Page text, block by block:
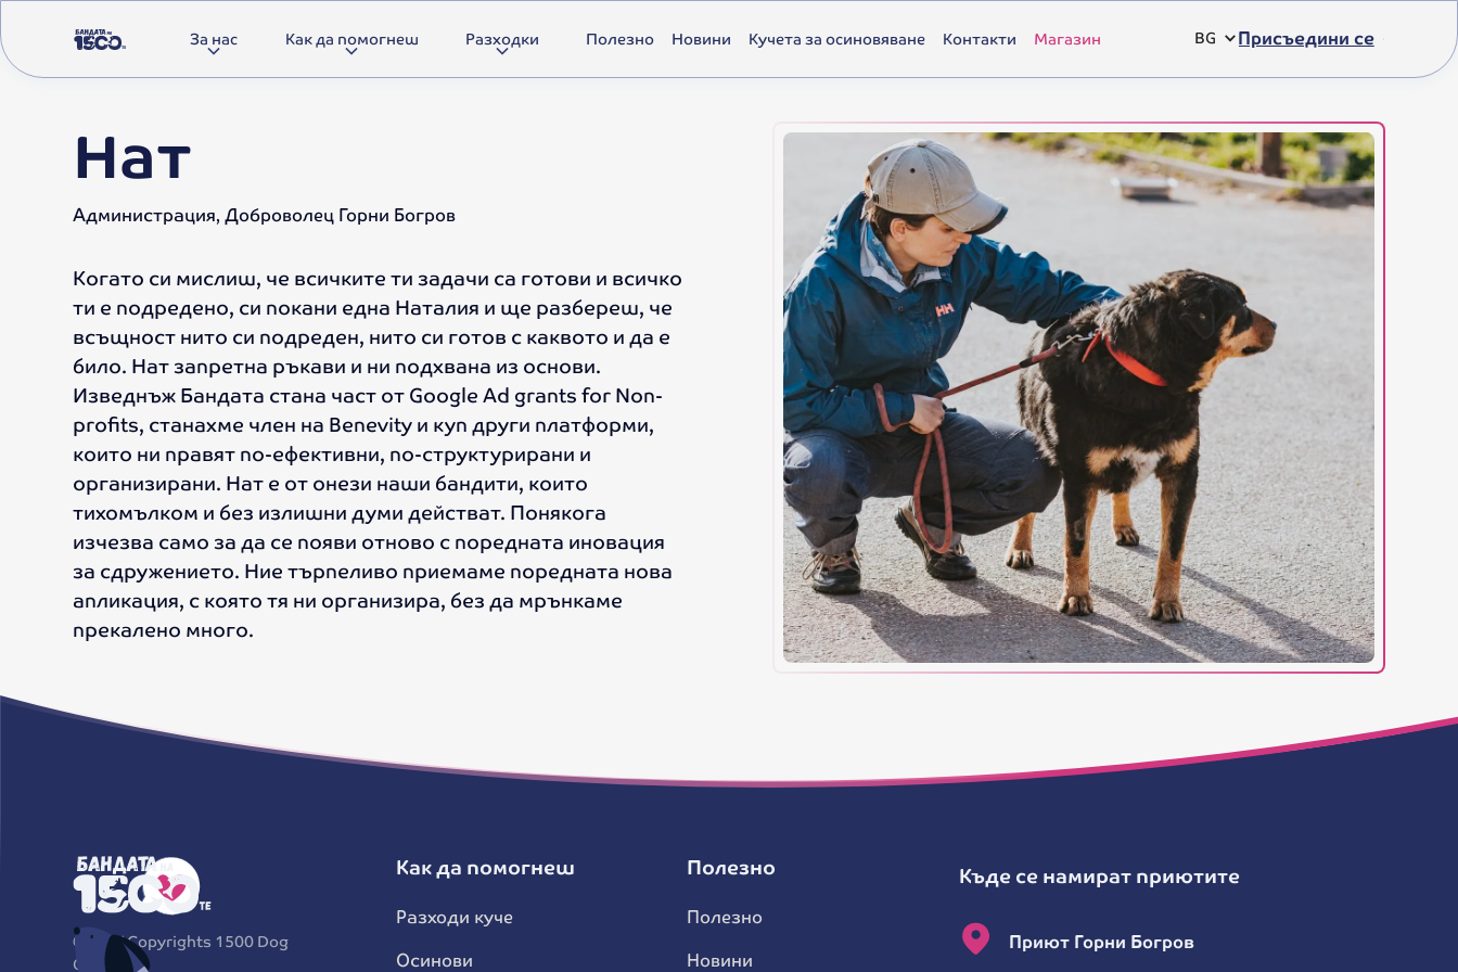
За нас Как да помогнеш Разходки Полезно Новини Кучета за осиновяване Контакти Магазин BG Присъедини се
Нат
Администрация, Доброволец Горни Богров
Когато си мислиш, че всичките ти задачи са готови и всичко
ти е подредено, си покани една Наталия и ще разбереш, че
всъщност нито си подреден, нито си готов с каквото и да е
било. Нат запретна ръкави и ни подхвана из основи.
Изведнъж Бандата стана част от Google Ad grants for Nоn-
profits, станахме член на Benevity и куп други платформи,
които ни правят по-ефективни, по-структурирани и
организирани. Нат е от онези наши бандити, които
тихомълком и без излишни думи действат. Понякога
изчезва само за да се появи отново с поредната иновация
за сдружението. Ние търпеливо приемаме поредната нова
апликация, с която тя ни организира, без да мрънкаме
прекалено много.
© 2026Copyrights 1500 Dog
Gang
Как да помогнеш
Разходи куче
Осинови
Полезно
Полезно
Новини
Къде се намират приютите
Приют Горни Богров